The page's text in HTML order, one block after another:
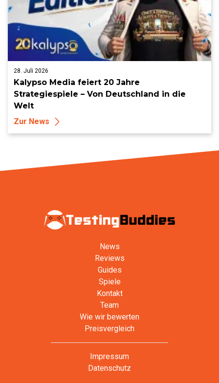
28. Juli 2026
Kalypso Media feiert 20 Jahre
Strategiespiele – Von Deutschland in die
Welt
Zur News
News
Reviews
Guides
Spiele
Kontakt
Team
Wie wir bewerten
Preisvergleich
Impressum
Datenschutz